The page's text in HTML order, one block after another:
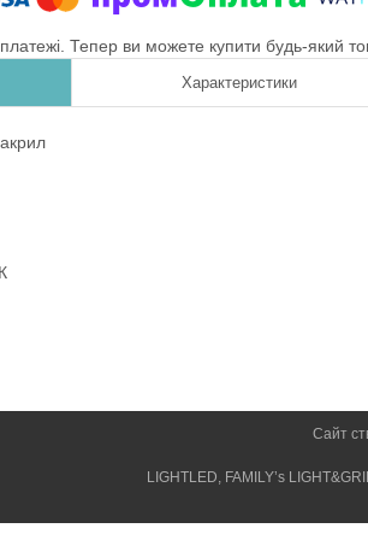
платежі. Тепер ви можете купити будь-який
Характеристики
Сайт